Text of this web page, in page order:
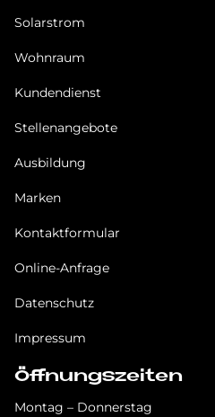
Solarstrom
Wohnraum
Kundendienst
Stellenangebote
Ausbildung
Marken
Kontaktformular
Online-Anfrage
Datenschutz
Impressum
Öffnungszeiten
Montag – Donnerstag